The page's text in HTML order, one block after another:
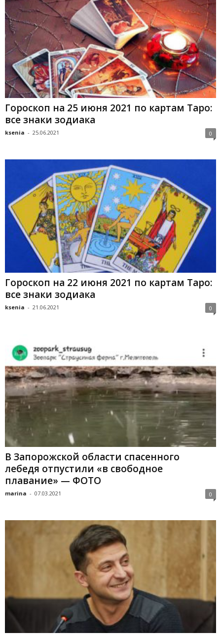
Гороскоп на 25 июня 2021 по картам Таро:
все знаки зодиака
ksenia - 25.06.2021 0
Гороскоп на 22 июня 2021 по картам Таро:
все знаки зодиака
ksenia - 21.06.2021 0
В Запорожской области спасенного
лебедя отпустили «в свободное
плавание» — ФОТО
marina - 07.03.2021 0